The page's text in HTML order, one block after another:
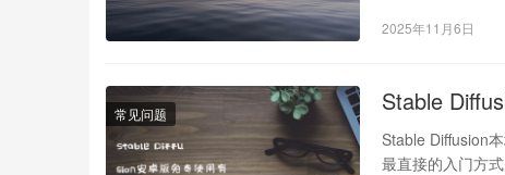
2025年11月6日
常见问题 Stable
Stable Diffusion
最直接的入门方